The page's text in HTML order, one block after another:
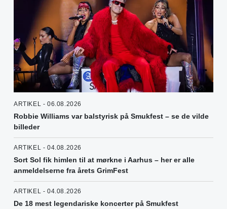
ARTIKEL - 06.08.2026
Robbie Williams var balstyrisk på Smukfest – se de vilde
billeder
ARTIKEL - 04.08.2026
Sort Sol fik himlen til at mørkne i Aarhus – her er alle
anmeldelserne fra årets GrimFest
ARTIKEL - 04.08.2026
De 18 mest legendariske koncerter på Smukfest